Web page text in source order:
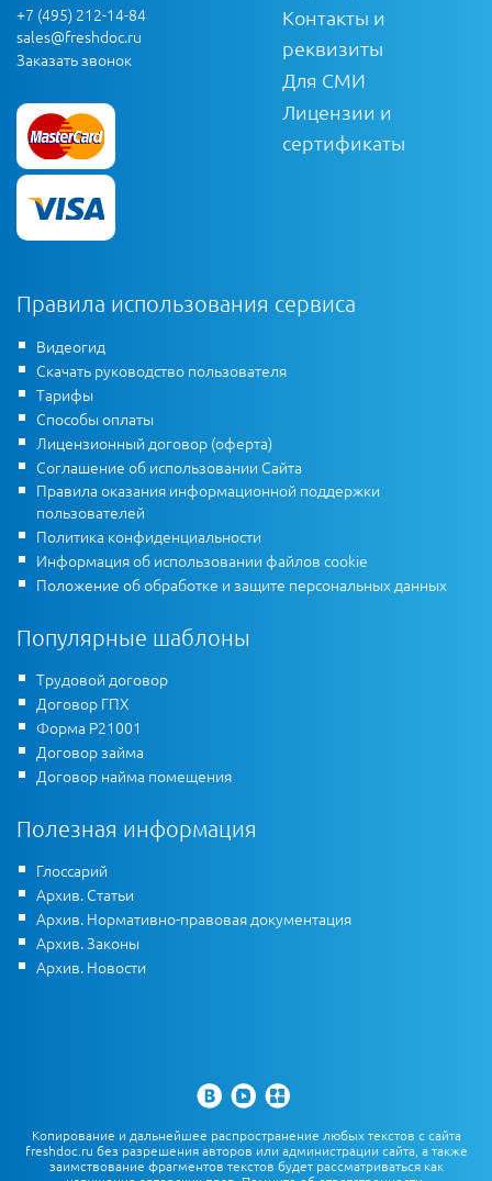
+7 (495) 212-14-84
sales@freshdoc.ru
Заказать звонок
Контакты и
реквизиты
Для СМИ
Лицензии и
сертификаты
Правила использования сервиса
Видеогид
Скачать руководство пользователя
Тарифы
Способы оплаты
Лицензионный договор (оферта)
Соглашение об использовании Сайта
Правила оказания информационной поддержки
пользователей
Политика конфиденциальности
Информация об использовании файлов cookie
Положение об обработке и защите персональных данных
Популярные шаблоны
Трудовой договор
Договор ГПХ
Форма Р21001
Договор займа
Договор найма помещения
Полезная информация
Глоссарий
Архив. Статьи
Архив. Нормативно-правовая документация
Архив. Законы
Архив. Новости
Копирование и дальнейшее распространение любых текстов с сайта
freshdoc.ru без разрешения авторов или администрации сайта, а также
заимствование фрагментов текстов будет рассматриваться как